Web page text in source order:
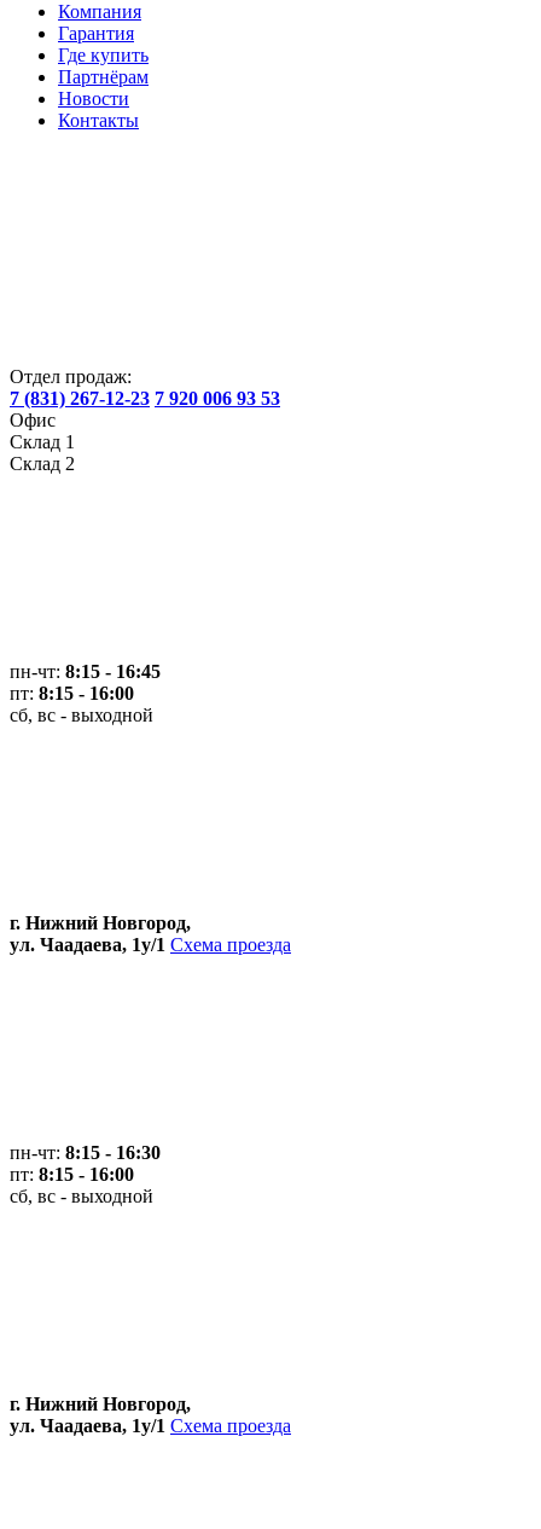
Компания
Гарантия
Где купить
Партнёрам
Новости
Контакты
Отдел продаж:
7 (831) 267-12-23 7 920 006 93 53
Офис
Склад 1
Склад 2
пн-чт: 8:15 - 16:45
пт: 8:15 - 16:00
сб, вс - выходной
г. Нижний Новгород,
ул. Чаадаева, 1у/1 Схема проезда
пн-чт: 8:15 - 16:30
пт: 8:15 - 16:00
сб, вс - выходной
г. Нижний Новгород,
ул. Чаадаева, 1у/1 Схема проезда